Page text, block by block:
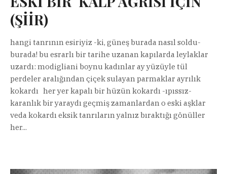
(ŞİİR)
hangi tanrının esiriyiz -ki, güneş burada nasıl soldu-
burada! bu esrarlı bir tarihe uzanan kapılarda leylaklar
uzardı: modigliani boynu kadınlar ay yüzüyle tül
perdeler aralığından çiçek sulayan parmaklar ayrılık
kokardı her yer kapalı bir hüzün kokardı -ıpıssız-
karanlık bir yaraydı geçmiş zamanlardan o eski aşklar
veda kokardı eksik tanrıların yalnız bıraktığı gönüller
her...